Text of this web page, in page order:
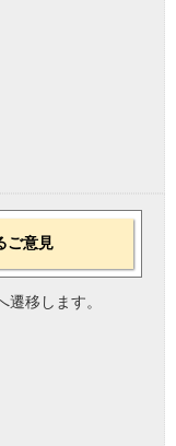
ご意見
移します。